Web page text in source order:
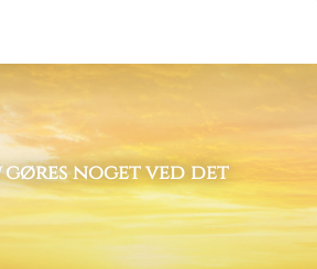
gøres noget ved det